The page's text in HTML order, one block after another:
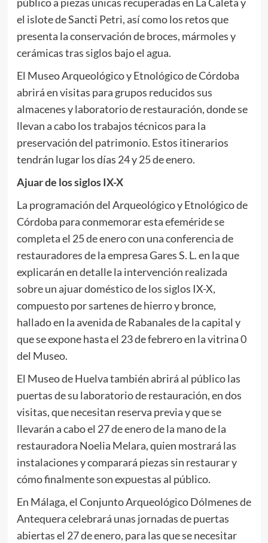
el islote de Sancti Petri, así como los retos que
presenta la conservación de broces, mármoles y
cerámicas tras siglos bajo el agua.
El Museo Arqueológico y Etnológico de Córdoba
abrirá en visitas para grupos reducidos sus
almacenes y laboratorio de restauración, donde se
llevan a cabo los trabajos técnicos para la
preservación del patrimonio. Estos itinerarios
tendrán lugar los días 24 y 25 de enero.
Ajuar de los siglos IX-X
La programación del Arqueológico y Etnológico de
Córdoba para conmemorar esta efeméride se
completa el 25 de enero con una conferencia de
restauradores de la empresa Gares S. L. en la que
explicarán en detalle la intervención realizada
sobre un ajuar doméstico de los siglos IX-X,
compuesto por sartenes de hierro y bronce,
hallado en la avenida de Rabanales de la capital y
que se expone hasta el 23 de febrero en la vitrina 0
del Museo.
El Museo de Huelva también abrirá al público las
puertas de su laboratorio de restauración, en dos
visitas, que necesitan reserva previa y que se
llevarán a cabo el 27 de enero de la mano de la
restauradora Noelia Melara, quien mostrará las
instalaciones y comparará piezas sin restaurar y
cómo finalmente son expuestas al público.
En Málaga, el Conjunto Arqueológico Dólmenes de
Antequera celebrará unas jornadas de puertas
abiertas el 27 de enero, para las que se necesitar